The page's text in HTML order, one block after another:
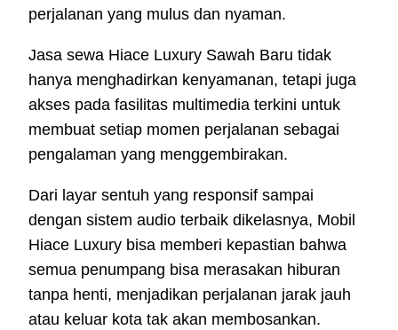
perjalanan yang mulus dan nyaman.
Jasa sewa Hiace Luxury Sawah Baru tidak
hanya menghadirkan kenyamanan, tetapi juga
akses pada fasilitas multimedia terkini untuk
membuat setiap momen perjalanan sebagai
pengalaman yang menggembirakan.
Dari layar sentuh yang responsif sampai
dengan sistem audio terbaik dikelasnya, Mobil
Hiace Luxury bisa memberi kepastian bahwa
semua penumpang bisa merasakan hiburan
tanpa henti, menjadikan perjalanan jarak jauh
atau keluar kota tak akan membosankan.